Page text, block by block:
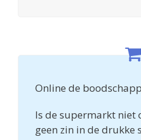
Online de
Is de supermarkt niet
geen zin in de drukke